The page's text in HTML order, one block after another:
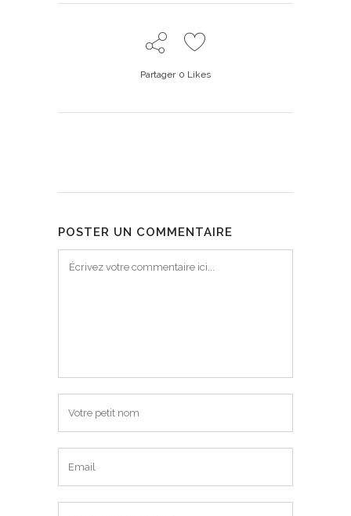
Partager 0 Likes
POSTER UN COMMENTAIRE